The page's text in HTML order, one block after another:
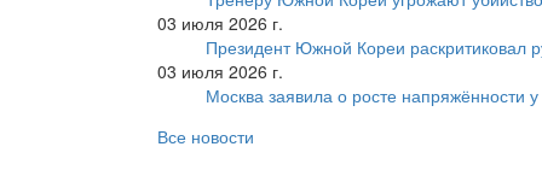
03 июля 2026 г.
Президент Южной Кореи раскритиковал
03 июля 2026 г.
Москва заявила о росте
Все новости